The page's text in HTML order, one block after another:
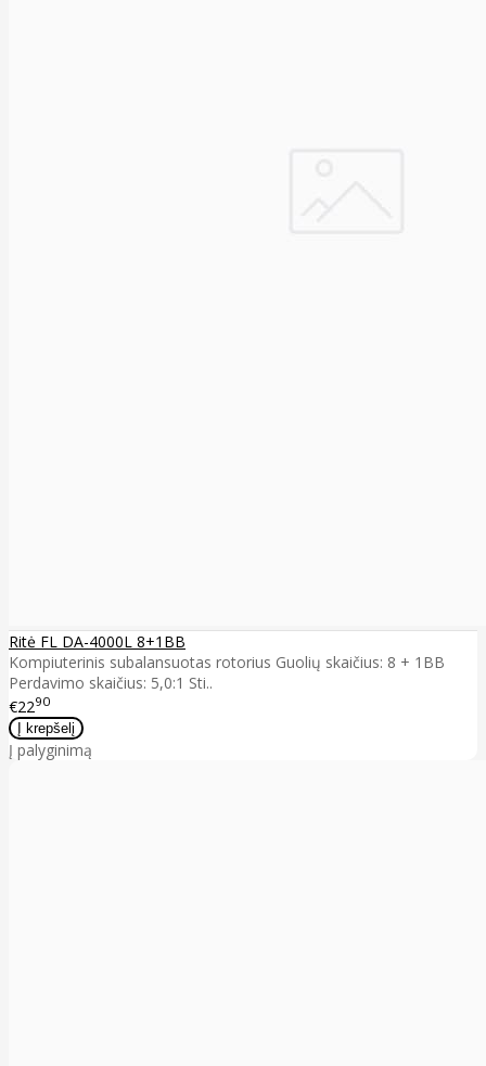
Ritė FL DA-4000L 8+1BB
Kompiuterinis subalansuotas rotorius Guolių skaičius: 8 + 1BB
Perdavimo skaičius: 5,0:1 Sti..
€2290
Į palyginimą